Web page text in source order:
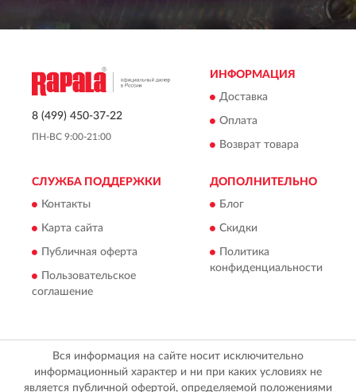
8 (499) 450-37-22
ПН-ВС 9:00-21:00
ИНФОРМАЦИЯ
Доставка
Оплата
Возврат товара
СЛУЖБА ПОДДЕРЖКИ
Контакты
Карта сайта
Публичная оферта
Пользовательское
соглашение
ДОПОЛНИТЕЛЬНО
Блог
Скидки
Политика
конфиденциальности
Вся информация на сайте носит исключительно
информационный характер и ни при каких условиях не
является публичной офертой, определяемой положениями